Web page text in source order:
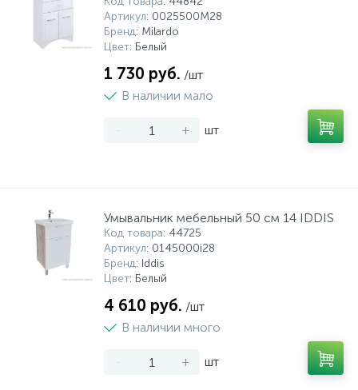
Артикул: 0025500M28
Бренд: Milardo
Цвет: Белый
1 730 руб. /шт
В наличии мало
- + шт
Умывальник мебельный 50 см 14 IDDIS
Код товара: 44725
Артикул: 0145000i28
Бренд: Iddis
Цвет: Белый
4 610 руб. /шт
В наличии много
- + шт